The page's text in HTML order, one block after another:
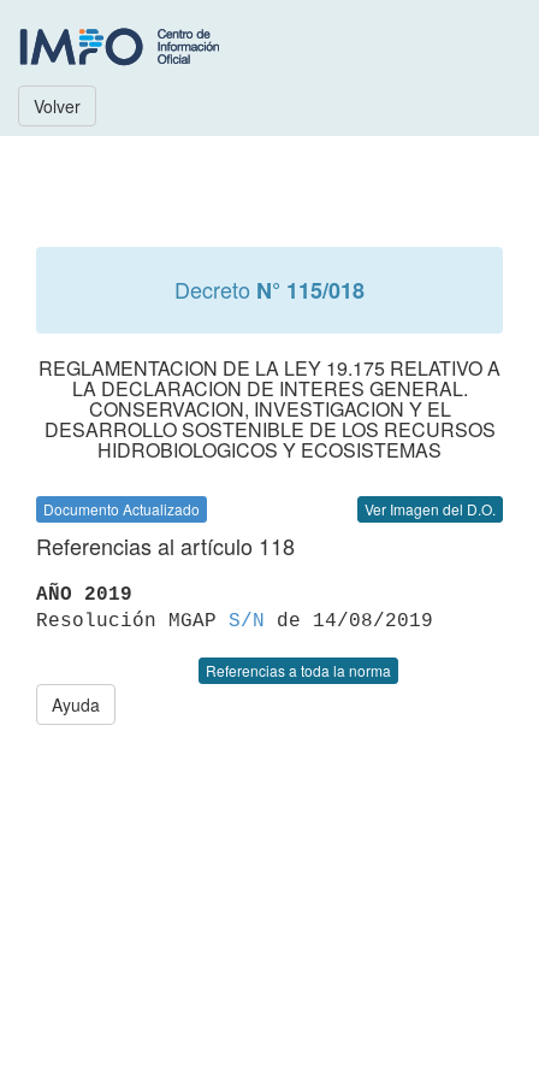
Volver
Decreto N° 115/018
REGLAMENTACION DE LA LEY 19.175 RELATIVO A
LA DECLARACION DE INTERES GENERAL.
CONSERVACION, INVESTIGACION Y EL
DESARROLLO SOSTENIBLE DE LOS RECURSOS
HIDROBIOLOGICOS Y ECOSISTEMAS
Documento Actualizado Ver Imagen del D.O.
Referencias al artículo 118
AÑO 2019
Resolución MGAP S/N
Referencias a toda la norma
Ayuda